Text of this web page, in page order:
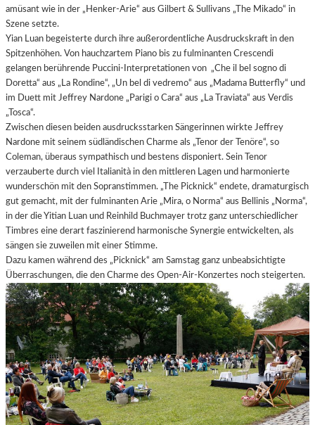
amüsant wie in der „Henker-Arie“ aus Gilbert & Sullivans „The Mikado“ in
Szene setzte.
Yian Luan begeisterte durch ihre außerordentliche Ausdruckskraft in den
Spitzenhöhen. Von hauchzartem Piano bis zu fulminanten Crescendi
gelangen berührende Puccini-Interpretationen von „Che il bel sogno di
Doretta“ aus „La Rondine“, „Un bel di vedremo“ aus „Madama Butterfly“ und
im Duett mit Jeffrey Nardone „Parigi o Cara“ aus „La Traviata“ aus Verdis
„Tosca“.
Zwischen diesen beiden ausdrucksstarken Sängerinnen wirkte Jeffrey
Nardone mit seinem südländischen Charme als „Tenor der Tenöre“, so
Coleman, überaus sympathisch und bestens disponiert. Sein Tenor
verzauberte durch viel Italianità in den mittleren Lagen und harmonierte
wunderschön mit den Sopranstimmen. „The Picknick“ endete, dramaturgisch
gut gemacht, mit der fulminanten Arie „Mira, o Norma“ aus Bellinis „Norma“,
in der die Yitian Luan und Reinhild Buchmayer trotz ganz unterschiedlicher
Timbres eine derart faszinierend harmonische Synergie entwickelten, als
sängen sie zuweilen mit einer Stimme.
Dazu kamen während des „Picknick“ am Samstag ganz unbeabsichtigte
Überraschungen, die den Charme des Open-Air-Konzertes noch steigerten.